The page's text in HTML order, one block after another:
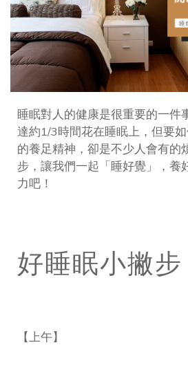
睡眠對人的健康是很重要的一件
達約1/3時間花在睡眠上，但要
的養足精神，卻是不少人會有的
步，讓我們一起「睡好覺」，養
力吧！
好睡眠小撇步
【上午】